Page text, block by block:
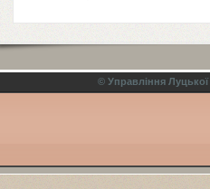
© Управління Луцької